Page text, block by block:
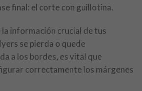
final: el corte con guillotina.
información crucial de tus
se pierda o quede
a los bordes, es vital que
correctamente los márgenes